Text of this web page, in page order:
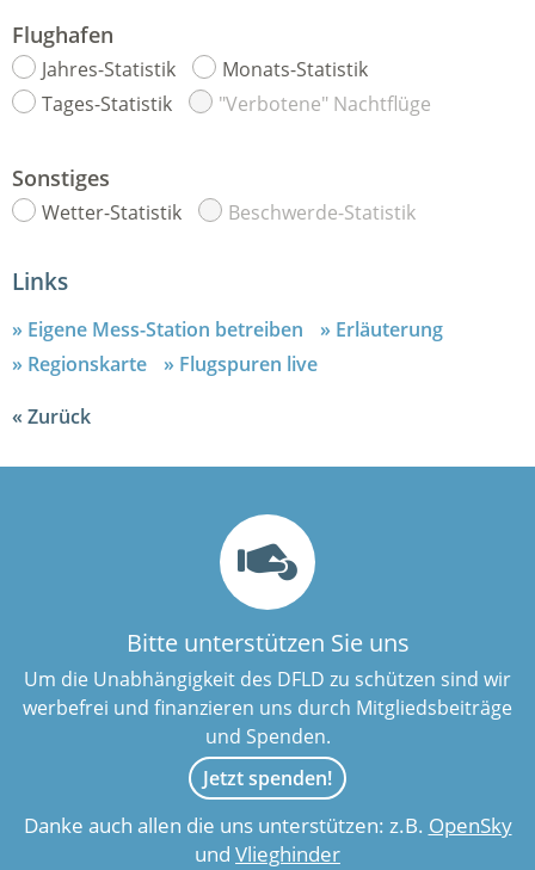
Flughafen
Jahres-Statistik
Monats-Statistik
Tages-Statistik
"Verbotene" Nachtflüge
Sonstiges
Wetter-Statistik Beschwerde-Statistik
Links
Eigene Mess-Station betreiben
Erläuterung
Regionskarte
Flugspuren live
Zurück
Bitte unterstützen Sie uns
Um die Unabhängigkeit des DFLD zu schützen sind wir
werbefrei und finanzieren uns durch Mitgliedsbeiträge
und Spenden.
Jetzt spenden!
Danke auch allen die uns unterstützen: z.B. OpenSky
und Vlieghinder